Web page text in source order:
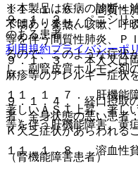
９．１．２． ペニシリ
のある患者。
９．１．３． 本人又は
麻疹等のアレルギー症状
９．１．４． 経口摂取
者、全身状態の悪い患者
Ｋ欠乏症状があらわれる
（腎機能障害患者）
１１．１．６． 間質性
不明）：発熱、咳嗽、呼
等を伴う間質性肺炎、Ｐ
るので、このような症状
し、副腎皮質ホルモン剤
１１．１．７． 肝機能
著しいＡＳＴ上昇、著し
等を伴う肝機能障害、黄
１１．１．８． 溶血性貧
※本製品は疾病の診断・
ではありません。
利用規約プライバシーポ